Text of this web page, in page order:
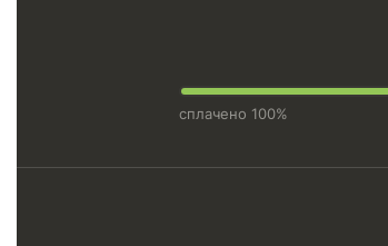
сплачено 100%